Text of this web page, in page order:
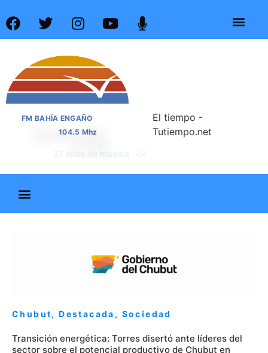
FM BAHÍA ENGAÑO
104.5 Mhz
El tiempo -
Tutiempo.net
Chubut,Destacada , Sociedad
Transición energética: Torres disertó ante líderes del
sector sobre el potencial productivo de Chubut en